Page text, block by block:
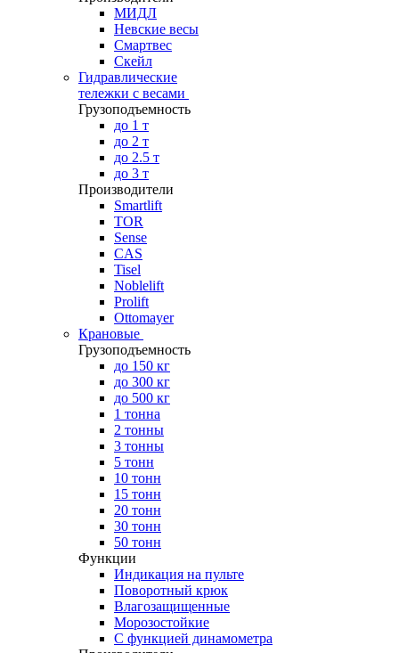
МИДЛ
Невские весы
Смартвес
Скейл
Гидравлические
тележки с весами
Грузоподъемность
до 1 т
до 2 т
до 2.5 т
до 3 т
Производители
Smartlift
TOR
Sense
CAS
Tisel
Noblelift
Prolift
Ottomayer
Крановые
Грузоподъемность
до 150 кг
до 300 кг
до 500 кг
1 тонна
2 тонны
3 тонны
5 тонн
10 тонн
15 тонн
20 тонн
30 тонн
50 тонн
Функции
Индикация на пульте
Поворотный крюк
Влагозащищенные
Морозостойкие
С функцией динамометра